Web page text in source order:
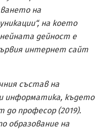
на
на което
дейност е
интернет сайт
състав на
информатика, където
професор (2019).
образование на